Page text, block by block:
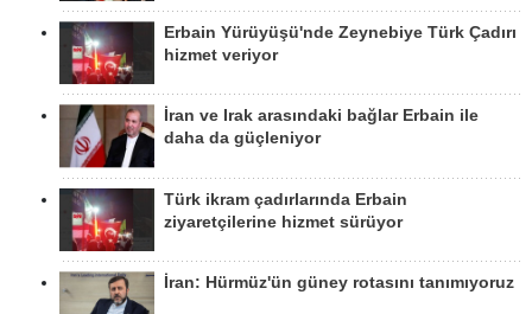
Erbain Yürüyüşü'nde Zeynebiye Türk Çadırı
hizmet veriyor
İran ve Irak arasındaki bağlar Erbain ile
daha da güçleniyor
Türk ikram çadırlarında Erbain
ziyaretçilerine hizmet sürüyor
İran: Hürmüz'ün güney rotasını tanımıyoruz